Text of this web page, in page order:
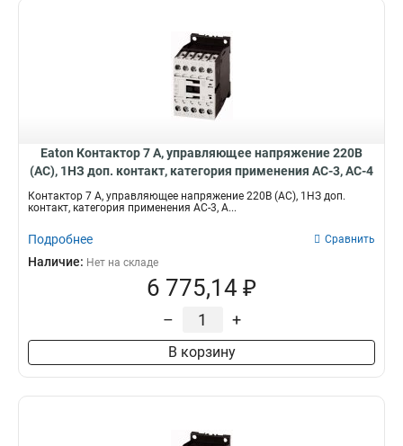
Eaton Контактор 7 А, управляющее напряжение 220В
(АС), 1НЗ доп. контакт, категория применения AC-3, AC-4
DILM7-01(220V50HZ,240V60HZ)
Контактор 7 А, управляющее напряжение 220В (АС), 1НЗ доп.
контакт, категория применения AC-3, A...
Подробнее Сравнить
Наличие: Нет на складе
6 775,14 ₽
– +
В корзину